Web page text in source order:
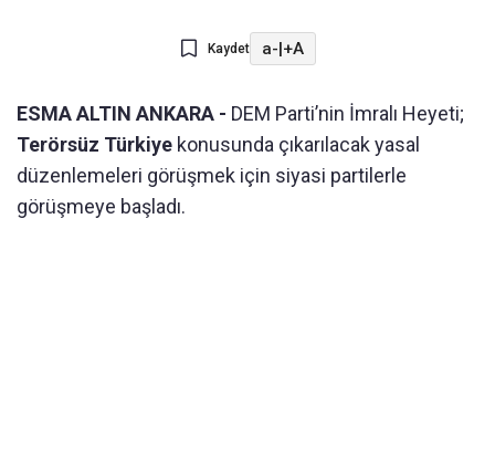
Kaydet a-|+A
ESMA ALTIN ANKARA - DEM Parti’nin İmralı Heyeti;
Terörsüz Türkiye konusunda çıkarılacak yasal
düzenlemeleri görüşmek için siyasi partilerle
görüşmeye başladı.